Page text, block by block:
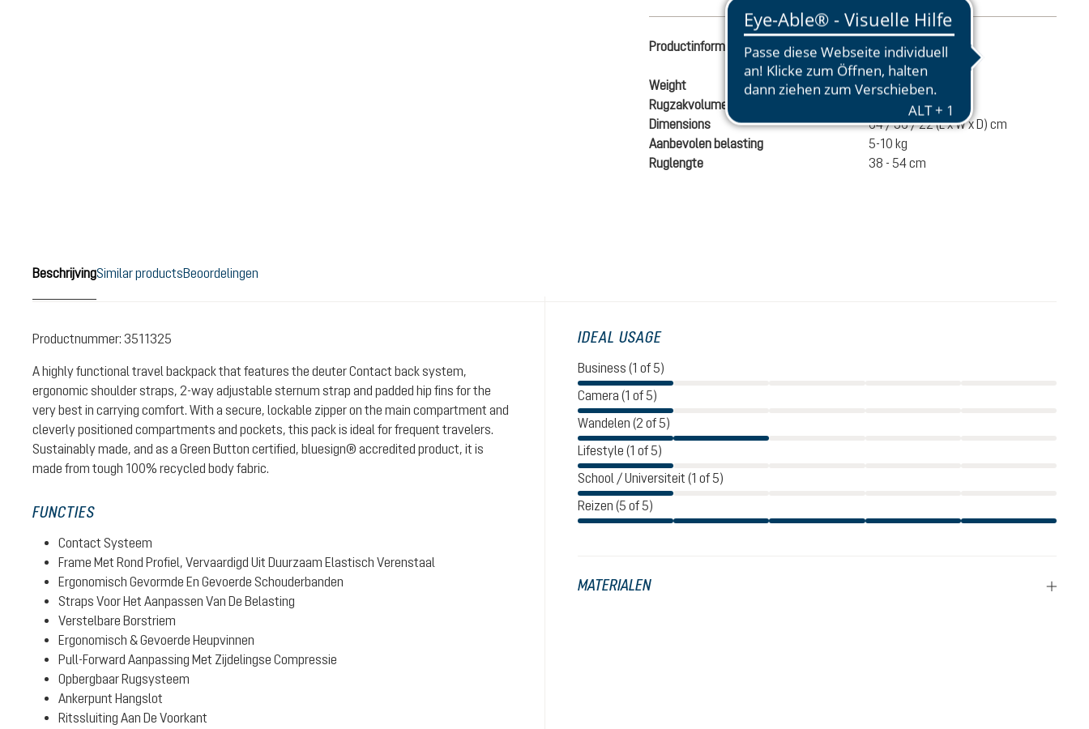
Productinformatie
Weight
1640 g
Rugzakvolume
55 liters
Dimensions
64 / 36 / 22 (L x W x D) cm
Aanbevolen belasting
5-10 kg
Ruglengte
38 - 54 cm
BeschrijvingSimilar productsBeoordelingen
Productnummer: 3511325
A highly functional travel backpack that features the deuter Contact back system,
ergonomic shoulder straps, 2-way adjustable sternum strap and padded hip fins for the
very best in carrying comfort. With a secure, lockable zipper on the main compartment and
cleverly positioned compartments and pockets, this pack is ideal for frequent travelers.
Sustainably made, and as a Green Button certified, bluesign® accredited product, it is
made from tough 100% recycled body fabric.
FUNCTIES
Contact Systeem
Frame Met Rond Profiel, Vervaardigd Uit Duurzaam Elastisch Verenstaal
Ergonomisch Gevormde En Gevoerde Schouderbanden
Straps Voor Het Aanpassen Van De Belasting
Verstelbare Borstriem
Ergonomisch & Gevoerde Heupvinnen
Pull-Forward Aanpassing Met Zijdelingse Compressie
Opbergbaar Rugsysteem
Ankerpunt Hangslot
Ritssluiting Aan De Voorkant
IDEAL USAGE
Business (1 of 5)
Camera (1 of 5)
Wandelen (2 of 5)
Lifestyle (1 of 5)
School / Universiteit (1 of 5)
Reizen (5 of 5)
MATERIALEN